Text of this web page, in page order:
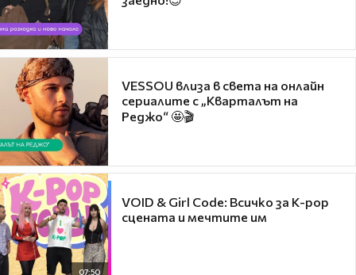
VESSOU влиза в света на онлайн
сериалите с „Кварталът на
Реджо“ 🤩🎬
07:50
VOID & Girl Code: Всичко за K-pop
сцената и мечтите им